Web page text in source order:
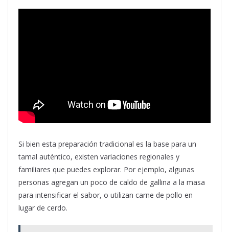
Si bien esta preparación tradicional es la base para un
tamal auténtico, existen variaciones regionales y
familiares que puedes explorar. Por ejemplo, algunas
personas agregan un poco de caldo de gallina a la masa
para intensificar el sabor, o utilizan carne de pollo en
lugar de cerdo.